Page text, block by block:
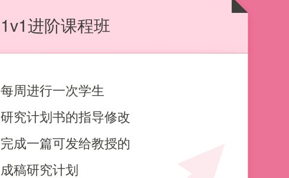
1v1进阶课程班
每周进行一次学生
研究计划书的指导修改
完成一篇可发给教授的
成稿研究计划